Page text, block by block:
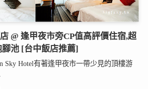
@ 逢甲夜市旁CP值高評價住宿,超
池 [台中飯店推薦]
Sky Hotel有著逢甲夜市一帶少見的頂樓游